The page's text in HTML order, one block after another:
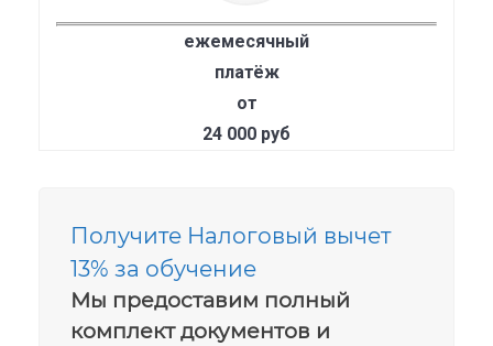
ежемесячный
платёж
от
24 000 руб
Получите Налоговый вычет
13% за обучение
Мы предоставим полный
комплект документов и